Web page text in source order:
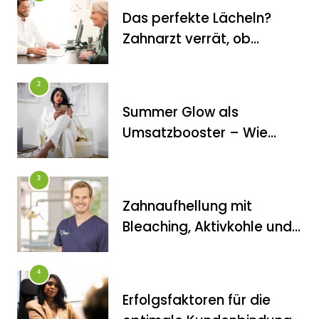
Das perfekte Lächeln?
Zahnarzt verrät, ob
2
Summer Glow als
Umsatzbooster – Wie
3
Zahnaufhellung mit
Bleaching, Aktivkohle und
4
Erfolgsfaktoren für die
FITNESS
Inanna Medical Spa präsentiert
exklusives, zertifiziertes Mami-Spa
mit maßgeschneiderten vor- und
nachgeburtlichen Behandlungen